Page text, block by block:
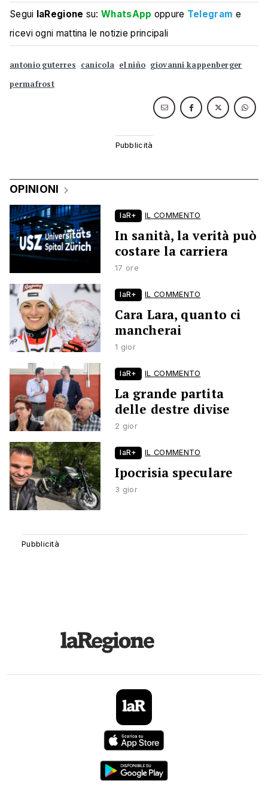
Segui laRegione su:WhatsApp oppure Telegram e
ricevi ogni mattina le notizie principali
antonio guterres canicola el niño giovanni kappenberger
permafrost
OPINIONI
laR+ IL COMMENTO
In sanità, la verità può
costare la carriera
17 ore
laR+ IL COMMENTO
Cara Lara, quanto ci
mancherai
1 gior
laR+ IL COMMENTO
La grande partita
delle destre divise
2 gior
laR+ IL COMMENTO
Ipocrisia speculare
3 gior